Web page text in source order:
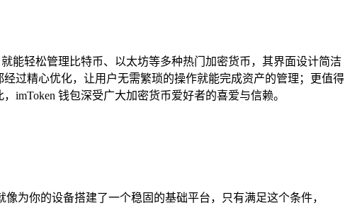
能轻松管理比特币、以太坊等多种热门加密货币，其界面设计简洁
过精心优化，让用户无需繁琐的操作就能完成资产的管理；更值得
imToken 钱包深受广大加密货币爱好者的喜爱与信赖。
为你的设备搭建了一个稳固的基础平台，只有满足这个条件，